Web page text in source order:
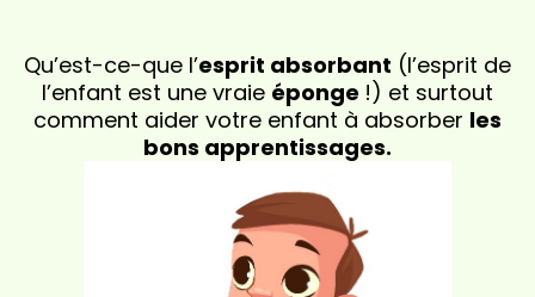
Qu’est-ce-que l’esprit absorbant (l’esprit de
l’enfant est une vraie éponge !) et surtout
comment aider votre enfant à absorber les
bons apprentissages.